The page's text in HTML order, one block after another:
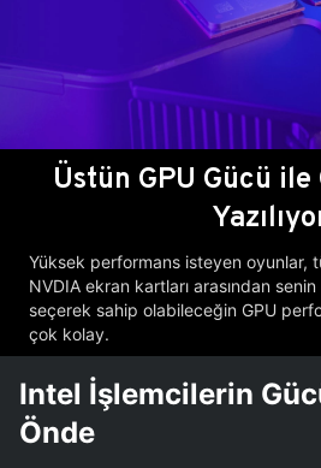
Üstün GPU Gücü
Yüksek performans isteyen oyunlar,
NVDIA ekran kartları arasından
seçerek sahip olabileceğin GPU
çok kolay.
Intel İşlemcilerin
Önde